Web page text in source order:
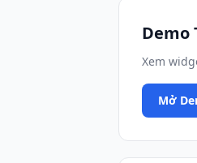
Demo
Xem
Mở